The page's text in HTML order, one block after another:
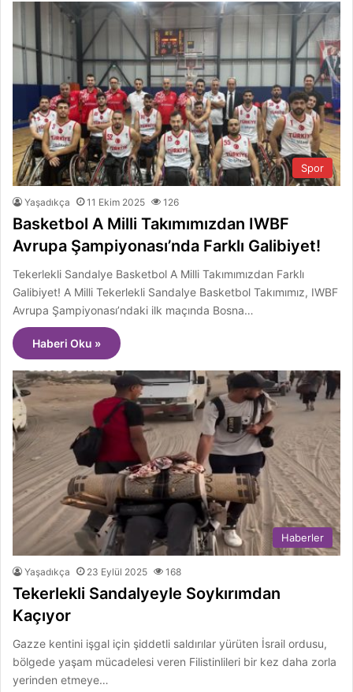
Spor
Yaşadıkça 11 Ekim 2025 126
Basketbol A Milli Takımımızdan IWBF
Avrupa Şampiyonası’nda Farklı Galibiyet!
Tekerlekli Sandalye Basketbol A Milli Takımımızdan Farklı
Galibiyet! A Milli Tekerlekli Sandalye Basketbol Takımımız, IWBF
Avrupa Şampiyonası’ndaki ilk maçında Bosna…
Haberi Oku »
Haberler
Yaşadıkça 23 Eylül 2025 168
Tekerlekli Sandalyeyle Soykırımdan
Kaçıyor
Gazze kentini işgal için şiddetli saldırılar yürüten İsrail ordusu,
bölgede yaşam mücadelesi veren Filistinlileri bir kez daha zorla
yerinden etmeye…